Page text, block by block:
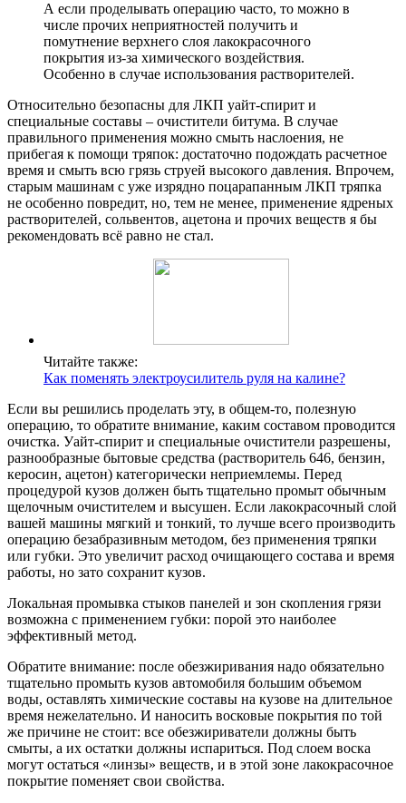
А если проделывать операцию часто, то можно в
числе прочих неприятностей получить и
помутнение верхнего слоя лакокрасочного
покрытия из-за химического воздействия.
Особенно в случае использования растворителей.
Относительно безопасны для ЛКП уайт-спирит и
специальные составы – очистители битума. В случае
правильного применения можно смыть наслоения, не
прибегая к помощи тряпок: достаточно подождать расчетное
время и смыть всю грязь струей высокого давления. Впрочем,
старым машинам с уже изрядно поцарапанным ЛКП тряпка
не особенно повредит, но, тем не менее, применение ядреных
растворителей, сольвентов, ацетона и прочих веществ я бы
рекомендовать всё равно не стал.
Читайте также:
Как поменять электроусилитель руля на калине?
Если вы решились проделать эту, в общем-то, полезную
операцию, то обратите внимание, каким составом проводится
очистка. Уайт-спирит и специальные очистители разрешены,
разнообразные бытовые средства (растворитель 646, бензин,
керосин, ацетон) категорически неприемлемы. Перед
процедурой кузов должен быть тщательно промыт обычным
щелочным очистителем и высушен. Если лакокрасочный слой
вашей машины мягкий и тонкий, то лучше всего производить
операцию безабразивным методом, без применения тряпки
или губки. Это увеличит расход очищающего состава и время
работы, но зато сохранит кузов.
Локальная промывка стыков панелей и зон скопления грязи
возможна с применением губки: порой это наиболее
эффективный метод.
Обратите внимание: после обезжиривания надо обязательно
тщательно промыть кузов автомобиля большим объемом
воды, оставлять химические составы на кузове на длительное
время нежелательно. И наносить восковые покрытия по той
же причине не стоит: все обезжириватели должны быть
смыты, а их остатки должны испариться. Под слоем воска
могут остаться «линзы» веществ, и в этой зоне лакокрасочное
покрытие поменяет свои свойства.